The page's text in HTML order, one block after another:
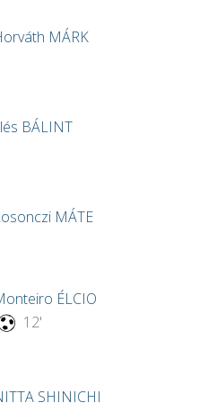
MÁRK
BÁLINT
MÁTE
ÉLCIO
12'
SHINICHI